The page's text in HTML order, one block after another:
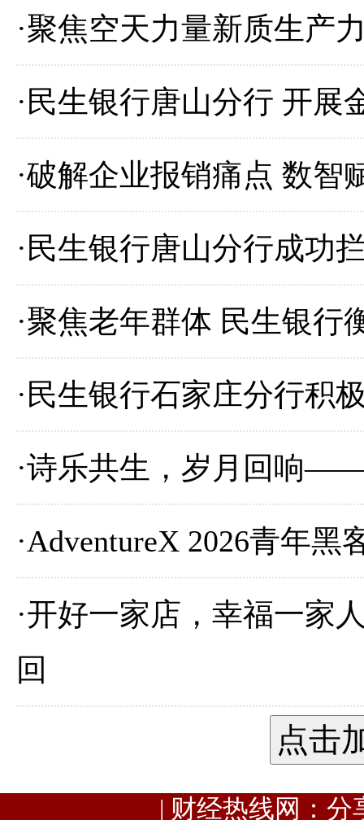
·聚焦空天力量新质生产
· 民生银行唐山分行 开展
·破解企业报销痛点 数智
· 民生银行唐山分行成功
·聚焦老年群体 民生银行
· 民生银行石家庄分行积
·诗乐共生，岁月回响——
·AdventureX 2026青年
·开好一家店，幸福一家
回
点击
| 财经热线网：